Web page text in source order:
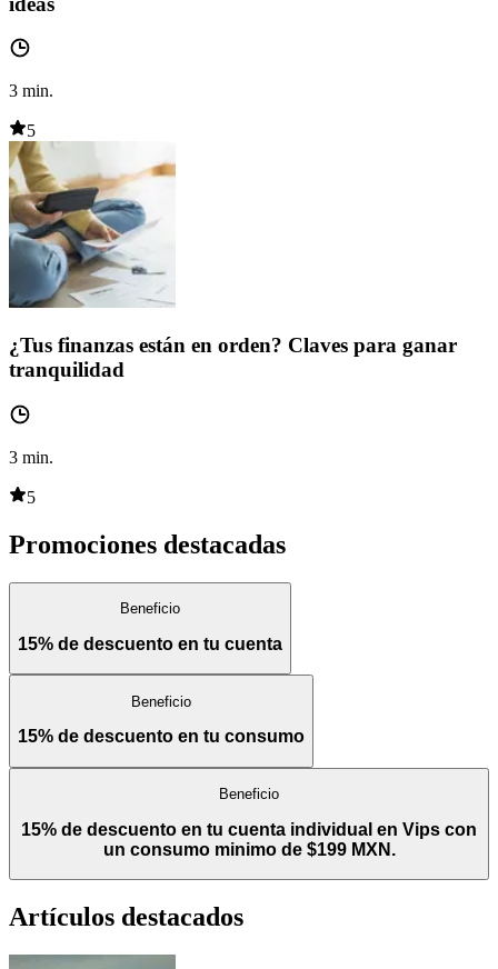
3 min.
5
¿Tus finanzas están en orden? Claves para ganar
tranquilidad
3 min.
5
Promociones destacadas
Beneficio
15% de descuento en tu cuenta
Beneficio
15% de descuento en tu consumo
Beneficio
15% de descuento en tu cuenta individual en Vips con
un consumo minimo de $199 MXN.
Artículos destacados